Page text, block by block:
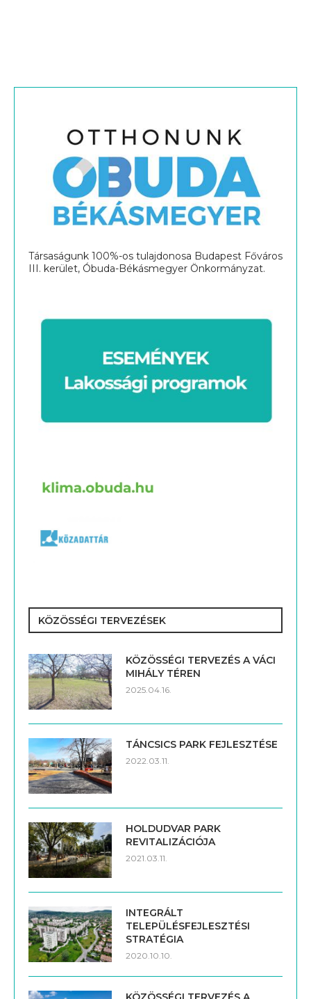
Társaságunk 100%-os tulajdonosa Budapest Főváros
III. kerület, Óbuda-Békásmegyer Önkormányzat.
KÖZÖSSÉGI TERVEZÉSEK
KÖZÖSSÉGI TERVEZÉS A VÁCI
MIHÁLY TÉREN
2025.04.16.
TÁNCSICS PARK FEJLESZTÉSE
2022.03.11.
HOLDUDVAR PARK
REVITALIZÁCIÓJA
2021.03.11.
INTEGRÁLT
TELEPÜLÉSFEJLESZTÉSI
STRATÉGIA
2020.10.10.